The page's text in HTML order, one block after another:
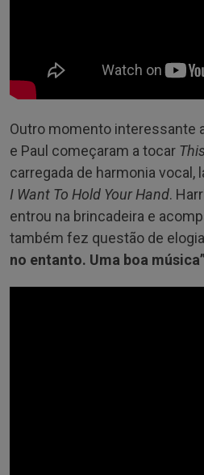
Outro momento interessante
e Paul começaram a tocar
carregada de harmonia vocal,
I Want To Hold Your Hand.
entrou na brincadeira e
também fez questão de
no entanto. Uma boa